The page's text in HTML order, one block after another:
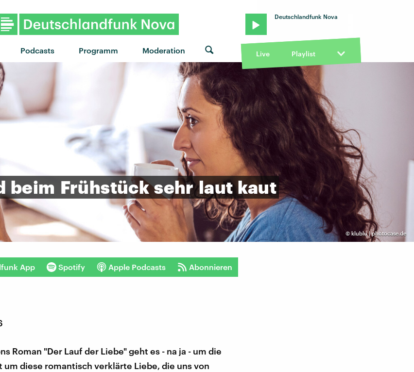
Podcasts Programm Moderation
Deutschlandfunk Nova
Live Playlist
© klublu | photocase.de
beim Frühstück sehr laut kaut
App Spotify Apple Podcasts Abonnieren
Roman "Der Lauf der Liebe" geht es - na ja - um die
um diese romantisch verklärte Liebe, die uns von